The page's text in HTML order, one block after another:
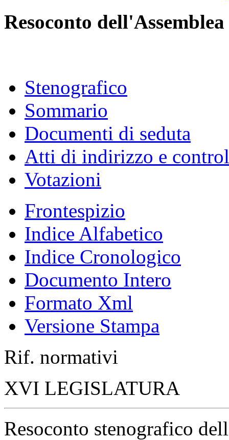
Resoconto dell'Assemblea
Stenografico
Sommario
Documenti di seduta
Atti di indirizzo e
Votazioni
Frontespizio
Indice Alfabetico
Indice Cronologico
Documento Intero
Formato Xml
Versione Stampa
Rif. normativi
XVI LEGISLATURA
Resoconto stenografico